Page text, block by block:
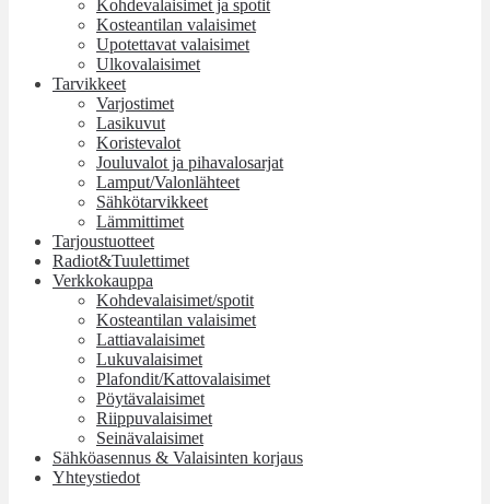
Kohdevalaisimet ja spotit
Kosteantilan valaisimet
Upotettavat valaisimet
Ulkovalaisimet
Tarvikkeet
Varjostimet
Lasikuvut
Koristevalot
Jouluvalot ja pihavalosarjat
Lamput/Valonlähteet
Sähkötarvikkeet
Lämmittimet
Tarjoustuotteet
Radiot&Tuulettimet
Verkkokauppa
Kohdevalaisimet/spotit
Kosteantilan valaisimet
Lattiavalaisimet
Lukuvalaisimet
Plafondit/Kattovalaisimet
Pöytävalaisimet
Riippuvalaisimet
Seinävalaisimet
Sähköasennus & Valaisinten korjaus
Yhteystiedot